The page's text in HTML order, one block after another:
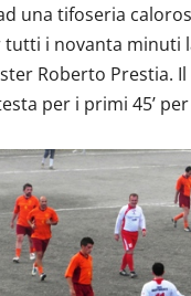
una tifoseria
i novanta minuti
Roberto Prestia. Il
per i primi 45’